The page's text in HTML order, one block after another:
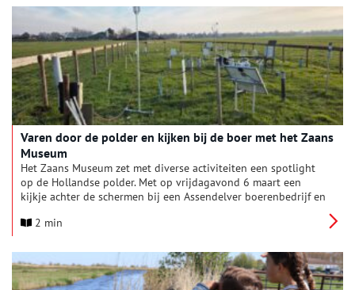
op de Nederlandse modewereld en de positie die Rozemeijer
innam binnen de Amsterdamse kunst- en lhbtiq+-scene. De
middag vormt ook het officiële overdrachtsmoment van een
schenking van acht creaties van Rozemeijer aan het Zaans
Museum.
Varen door de polder en kijken bij de boer met het Zaans
Museum
Het Zaans Museum zet met diverse activiteiten een spotlight
op de Hollandse polder. Met op vrijdagavond 6 maart een
kijkje achter de schermen bij een Assendelver boerenbedrijf en
Kalverpolder. Een unieke manier om heden, verleden én
Zaanstreek te beleven. Beide activiteiten sluiten aan bij de
tentoonstelling Polderen. Zet het land naar je hand, die nog
tot en met 3 mei 2026 te zien is in het Zaans Museum.
2 min